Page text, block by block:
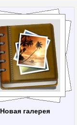
Новая галерея